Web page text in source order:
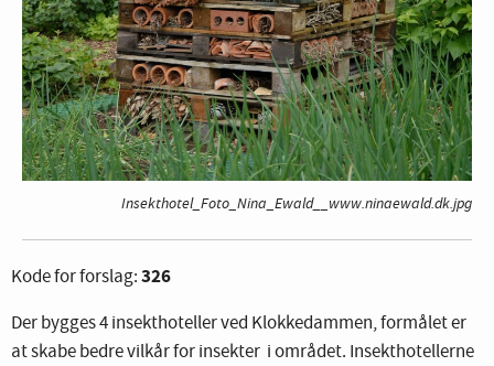
Insekthotel_Foto_Nina_Ewald__www.ninaewald.dk.jpg
Kode for forslag:326
Der bygges 4 insekthoteller ved Klokkedammen, formålet er
at skabe bedre vilkår for insekter i området. Insekthotellerne